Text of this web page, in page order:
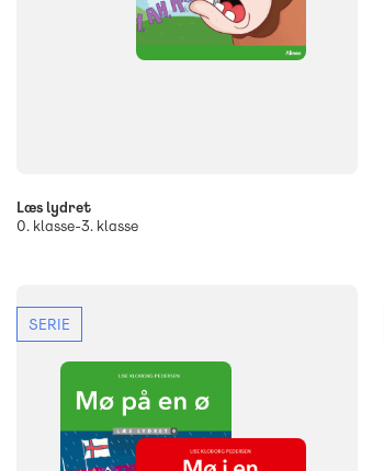
Læs lydret
0. klasse-3. klasse
SERIE